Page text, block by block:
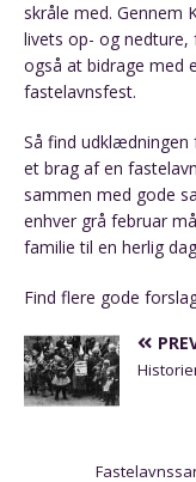
skråle med. Gennem
livets op- og nedture,
også at bidrage med
fastelavnsfest.
Så find
et brag af en
sammen med gode
enhver grå februar
familie til en herlig
Find flere gode